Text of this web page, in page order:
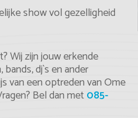
show vol gezelligheid
Wij zijn jouw erkende
dj`s en ander
van een optreden van Ome
Bel dan met085-